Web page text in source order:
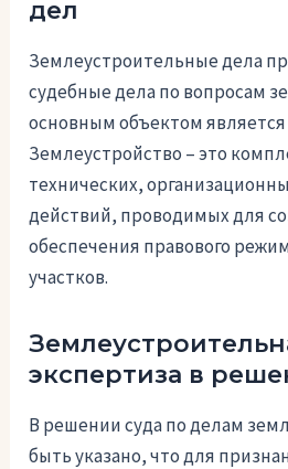
дел
Землеустроительные дела
судебные дела по вопросам
основным объектом
Землеустройство – это
технических,
действий, проводимых для
обеспечения правового
участков.
экспертиза в
В решении суда по делам
быть указано, что для